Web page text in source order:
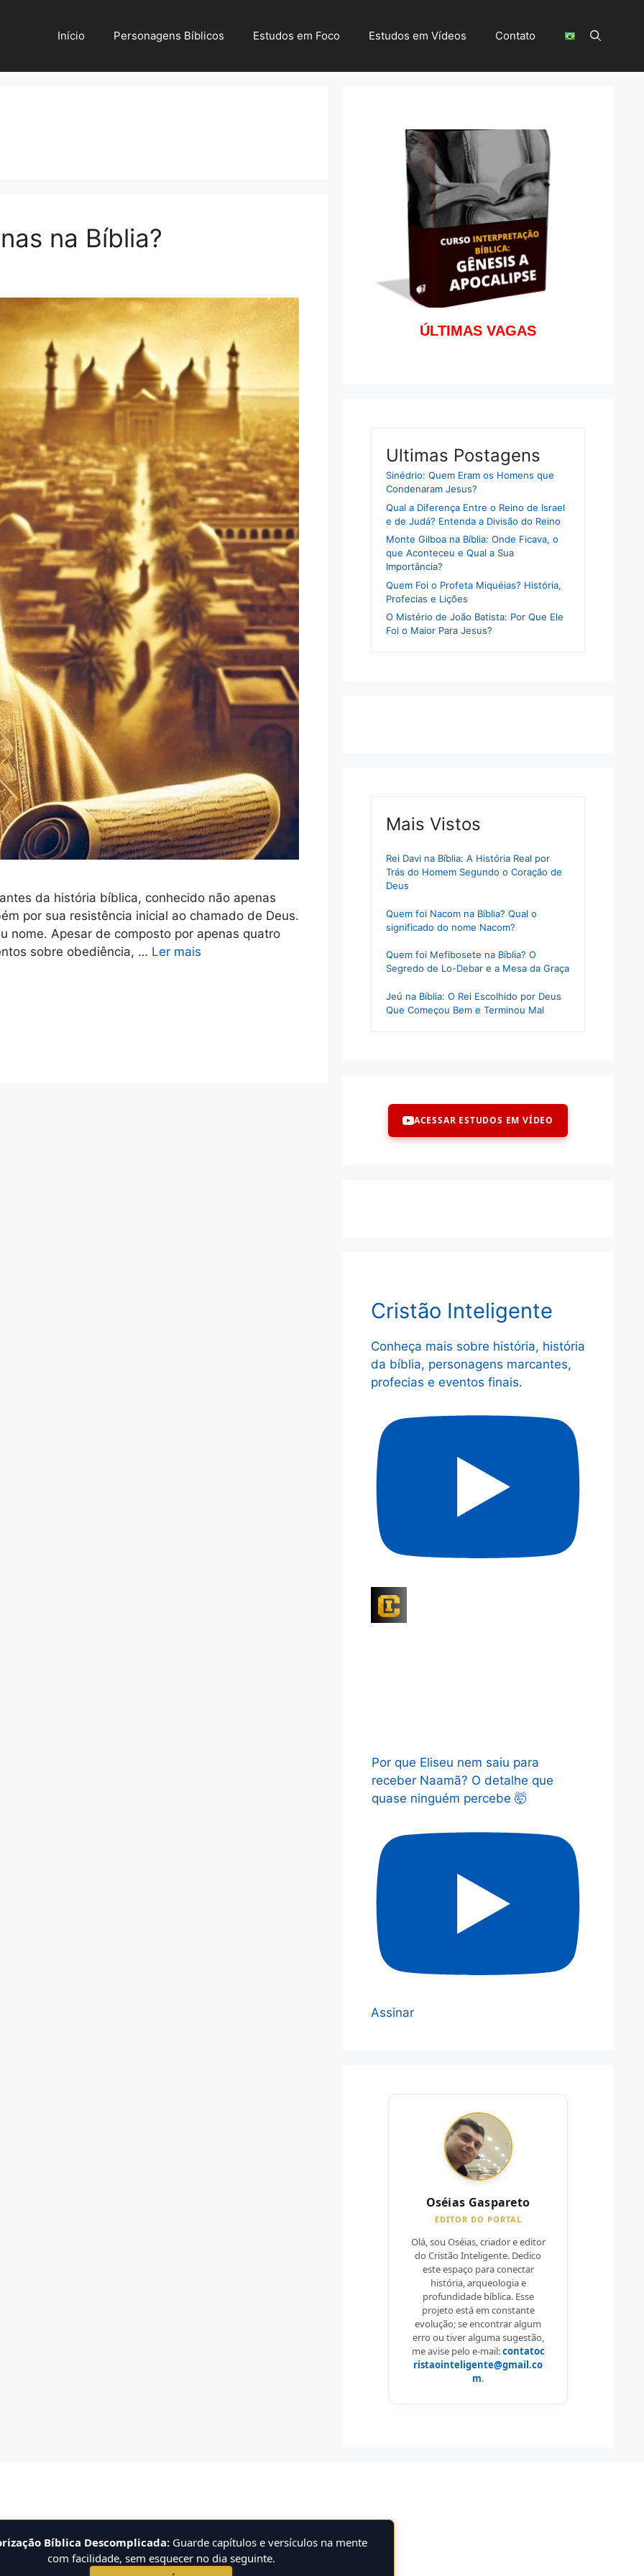
Início Personagens Bíblicos Estudos em Foco Estudos em Vídeos Contato
na Bíblia?
da história bíblica, conhecido não apenas
por sua resistência inicial ao chamado de Deus.
nome. Apesar de composto por apenas quatro
sobre obediência, … Ler mais
ÚLTIMAS VAGAS
Ultimas Postagens
Sinédrio: Quem Eram os Homens que
Condenaram Jesus?
Qual a Diferença Entre o Reino de Israel
e de Judá? Entenda a Divisão do Reino
Monte Gilboa na Bíblia: Onde Ficava, o
que Aconteceu e Qual a Sua
Importância?
Quem Foi o Profeta Miquéias? História,
Profecias e Lições
O Mistério de João Batista: Por Que Ele
Foi o Maior Para Jesus?
Mais Vistos
Rei Davi na Bíblia: A História Real por
Trás do Homem Segundo o Coração de
Deus
Quem foi Nacom na Bíblia? Qual o
significado do nome Nacom?
Quem foi Mefibosete na Bíblia? O
Segredo de Lo-Debar e a Mesa da Graça
Jeú na Bíblia: O Rei Escolhido por Deus
Que Começou Bem e Terminou Mal
ACESSAR ESTUDOS EM VÍDEO
Cristão Inteligente
Conheça mais sobre história, história
da bíblia, personagens marcantes,
profecias e eventos finais.
Por que Eliseu nem saiu para
receber Naamã? O detalhe que
quase ninguém percebe 🤯
Assinar
Oséias Gaspareto
EDITOR DO PORTAL
Olá, sou Oséias, criador e editor
do Cristão Inteligente. Dedico
este espaço para conectar
história, arqueologia e
profundidade bíblica. Esse
projeto está em constante
evolução; se encontrar algum
erro ou tiver alguma sugestão,
me avise pelo e-mail:contatoc
ristaointeligente@gmail.co
m.
Bíblica Descomplicada: Guarde capítulos e versículos na mente
com facilidade, sem esquecer no dia seguinte.